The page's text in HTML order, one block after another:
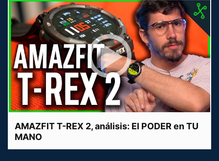
AMAZFIT T-REX 2, análisis: El PODER en TU
MANO